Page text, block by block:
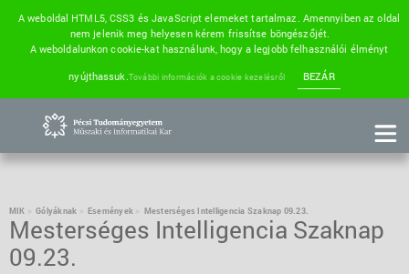
A weboldal HTML5, CSS3 és JavaScript elemeket tartalmaz. Amennyiben az oldal
nem jelenik meg helyesen kérem frissítse böngészőjét.
A weboldalunkon cookie-kat használunk, hogy a legjobb felhasználói élményt
nyújthassuk. További információk a cookie kezelésről BEZÁR
MIK Gólyáknak Események Mesterséges Intelligencia Szaknap 09.23.
Mesterséges Intelligencia Szaknap
09.23.